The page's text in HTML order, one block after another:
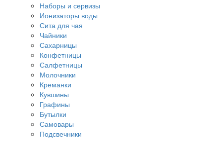
Наборы и сервизы
Ионизаторы воды
Сита для чая
Чайники
Сахарницы
Конфетницы
Салфетницы
Молочники
Креманки
Кувшины
Графины
Бутылки
Самовары
Подсвечники